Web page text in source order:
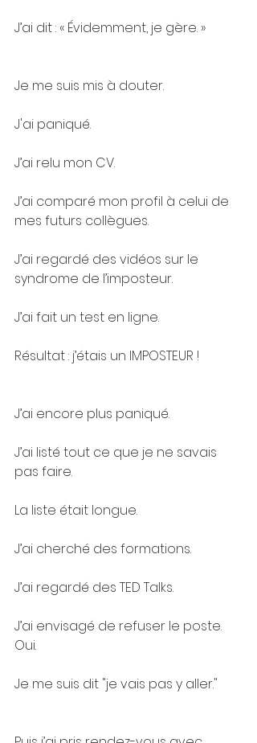
J’ai dit : « Évidemment, je gère. »
Je me suis mis à douter.
J'ai paniqué.
J’ai relu mon CV.
J’ai comparé mon profil à celui de
mes futurs collègues.
J’ai regardé des vidéos sur le
syndrome de l’imposteur.
J’ai fait un test en ligne.
Résultat : j’étais un IMPOSTEUR !
J’ai encore plus paniqué.
J’ai listé tout ce que je ne savais
pas faire.
La liste était longue.
J’ai cherché des formations.
J’ai regardé des TED Talks.
J’ai envisagé de refuser le poste.
Oui.
Je me suis dit "je vais pas y aller."